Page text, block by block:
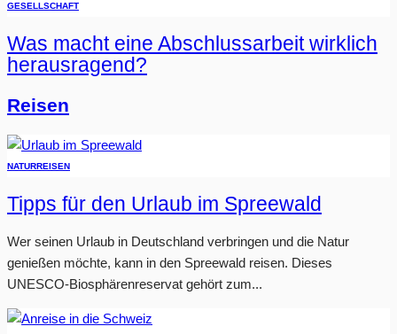
GESELLSCHAFT
Was macht eine Abschlussarbeit wirklich
herausragend?
Reisen
NATURREISEN
Tipps für den Urlaub im Spreewald
Wer seinen Urlaub in Deutschland verbringen und die Natur
genießen möchte, kann in den Spreewald reisen. Dieses
UNESCO-Biosphärenreservat gehört zum...